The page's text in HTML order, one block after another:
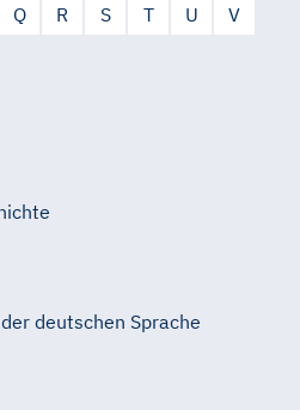
Q R S T U
V
deutschen Sprache